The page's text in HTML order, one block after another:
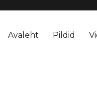
Avaleht Pildid